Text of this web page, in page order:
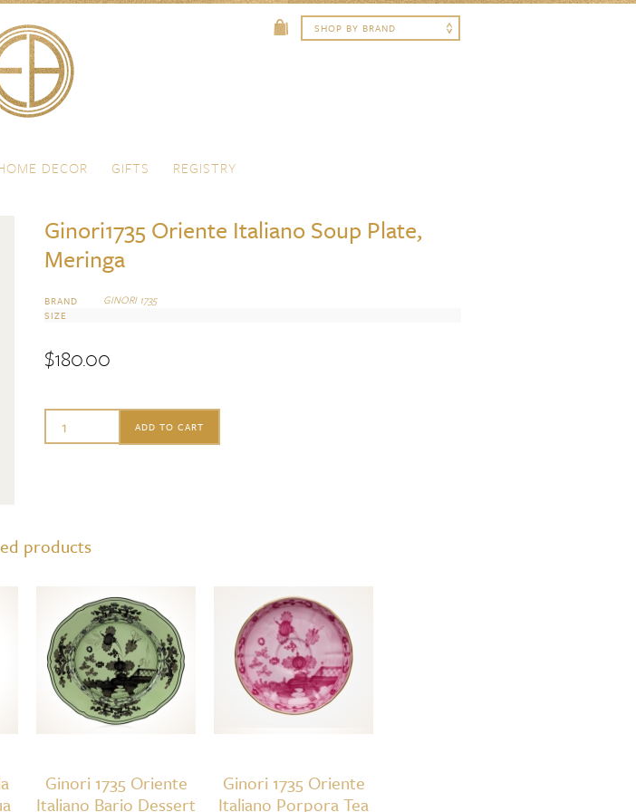
DECOR GIFTS REGISTRY
Ginori1735 Oriente Italiano Soup Plate,
Meringa
BRAND GINORI 1735
SIZE
$180.00
Ginori1735
Plate,
quantity
ADD TO CART
products
Ginori 1735 Oriente
Italiano Bario Dessert
Ginori 1735 Oriente
Italiano Porpora Tea